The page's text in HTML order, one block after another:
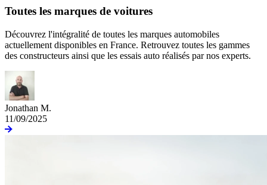
Toutes les marques de voitures
Découvrez l'intégralité de toutes les marques automobiles
actuellement disponibles en France. Retrouvez toutes les gammes
des constructeurs ainsi que les essais auto réalisés par nos experts.
Jonathan M.
11/09/2025